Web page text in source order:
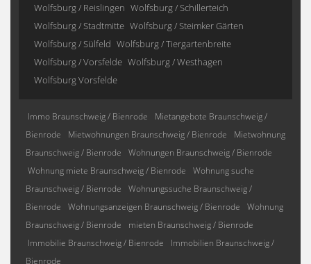
Wolfsburg / Reislingen Wolfsburg / Schillerteich
Wolfsburg / Stadtmitte Wolfsburg / Steimker Gärten
Wolfsburg / Sülfeld Wolfsburg / Tiergartenbreite
Wolfsburg / Vorsfelde Wolfsburg / Westhagen
Wolfsburg Vorsfelde
Immo Braunschweig / Bienrode
Mietangebote Braunschweig /
Bienrode
Mietwohnungen Braunschweig / Bienrode
Mietwohnung
Braunschweig / Bienrode
Wohnungen Braunschweig / Bienrode
Wohnung miete Braunschweig / Bienrode
Wohnung suche
Braunschweig / Bienrode
Wohnungssuche Braunschweig /
Bienrode
Wohnungsanzeigen Braunschweig / Bienrode
Wohnung
Braunschweig / Bienrode
mieten Braunschweig / Bienrode
Immobilie Braunschweig / Bienrode
Immobilien Braunschweig /
Bienrode